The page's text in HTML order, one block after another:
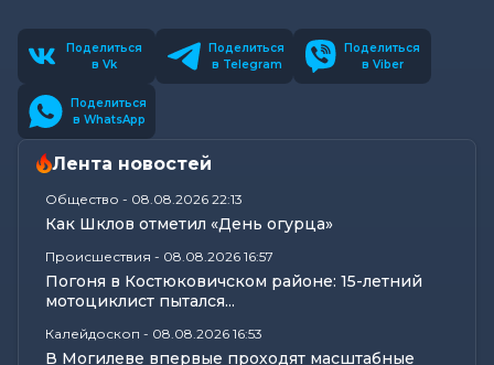
Поделиться
в Vk
Поделиться
в Telegram
Поделиться
в Viber
Поделиться
в WhatsApp
Лента новостей
Общество - 08.08.2026 22:13
Как Шклов отметил «День огурца»
Происшествия - 08.08.2026 16:57
Погоня в Костюковичском районе: 15-летний
мотоциклист пытался...
Калейдоскоп - 08.08.2026 16:53
В Могилеве впервые проходят масштабные